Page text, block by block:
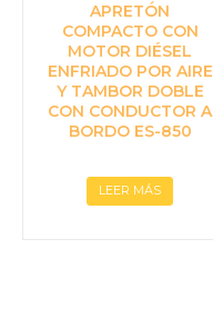
APRETÓN
COMPACTO CON
MOTOR DIÉSEL
ENFRIADO POR AIRE
Y TAMBOR DOBLE
CON CONDUCTOR A
BORDO ES-850
LEER MÁS